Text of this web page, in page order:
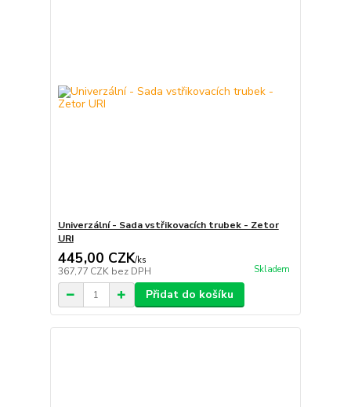
Univerzální - Sada vstřikovacích trubek - Zetor
URI
445,00 CZK/ks
367,77 CZK bez DPH Skladem
Přidat do košíku